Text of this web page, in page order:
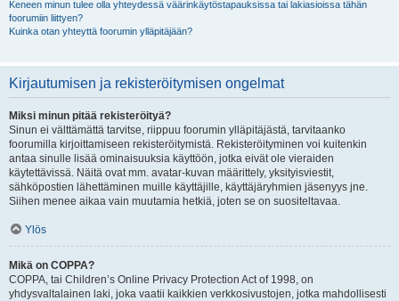
Keneen minun tulee olla yhteydessä väärinkäytöstapauksissa tai lakiasioissa tähän
foorumiin liittyen?
Kuinka otan yhteyttä foorumin ylläpitäjään?
Kirjautumisen ja rekisteröitymisen ongelmat
Miksi minun pitää rekisteröityä?
Sinun ei välttämättä tarvitse, riippuu foorumin ylläpitäjästä, tarvitaanko
foorumilla kirjoittamiseen rekisteröitymistä. Rekisteröityminen voi kuitenkin
antaa sinulle lisää ominaisuuksia käyttöön, jotka eivät ole vieraiden
käytettävissä. Näitä ovat mm. avatar-kuvan määrittely, yksityisviestit,
sähköpostien lähettäminen muille käyttäjille, käyttäjäryhmien jäsenyys jne.
Siihen menee aikaa vain muutamia hetkiä, joten se on suositeltavaa.
Ylös
Mikä on COPPA?
COPPA, tai Children’s Online Privacy Protection Act of 1998, on
yhdysvaltalainen laki, joka vaatii kaikkien verkkosivustojen, jotka mahdollisesti